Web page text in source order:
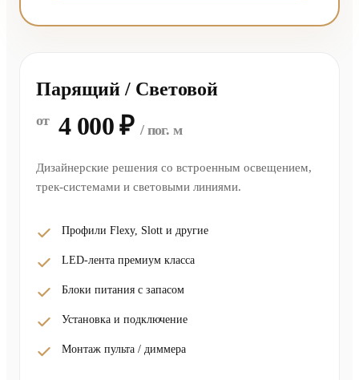
Парящий / Световой
от 4 000 ₽ / пог. м
Дизайнерские решения со встроенным освещением,
трек-системами и световыми линиями.
Профили Flexy, Slott и другие
LED-лента премиум класса
Блоки питания с запасом
Установка и подключение
Монтаж пульта / диммера